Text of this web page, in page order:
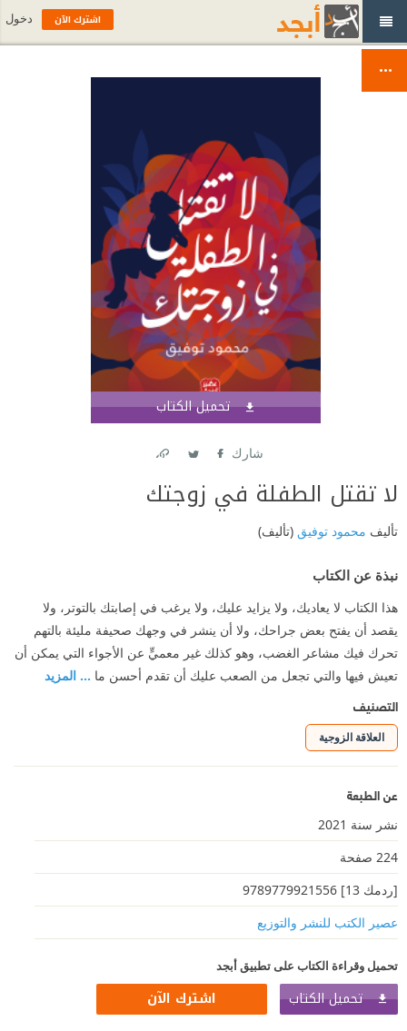
تحميل الكتاب
شارك
لا تقتل الطفلة في زوجتك
تأليف محمود توفيق (تأليف)
نبذة عن الكتاب
هذا الكتاب لا يعاديك، ولا يزايد عليك، ولا يرغب في إصابتك ‏بالتوتر، ولا
يقصد أن يفتح بعض جراحك، ولا أن ينشر في وجهك ‏صحيفة مليئة بالتهم
تحرك فيك مشاعر الغضب، وهو كذلك غير ‏معميٍّ عن الأجواء التي يمكن أن
تعيش فيها والتي تجعل من الصعب ‏عليك أن تقدم أحسن ما ... المزيد
التصنيف
العلاقة الزوجية
عن الطبعة
نشر سنة 2021
224 صفحة
[ردمك 13] 9789779921556
عصير الكتب للنشر والتوزيع
تحميل وقراءة الكتاب على تطبيق أبجد
تحميل الكتاب اشترك الآن
اشترك الآن دخول